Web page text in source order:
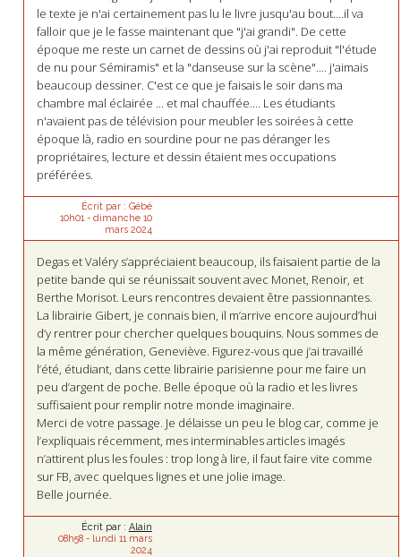
le texte je n'ai certainement pas lu le livre jusqu'au bout....il va
falloir que je le fasse maintenant que "j'ai grandi". De cette
époque me reste un carnet de dessins où j'ai reproduit "l'étude
de nu pour Sémiramis" et la "danseuse sur la scène".... j'aimais
beaucoup dessiner. C'est ce que je faisais le soir dans ma
chambre mal éclairée ... et mal chauffée.... Les étudiants
n'avaient pas de télévision pour meubler les soirées à cette
époque là, radio en sourdine pour ne pas déranger les
propriétaires, lecture et dessin étaient mes occupations
préférées.
Écrit par : Gébé
10h01- dimanche 10
mars 2024
Degas et Valéry s’appréciaient beaucoup, ils faisaient partie de la
petite bande qui se réunissait souvent avec Monet, Renoir, et
Berthe Morisot. Leurs rencontres devaient être passionnantes.
La librairie Gibert, je connais bien, il m’arrive encore aujourd’hui
d’y rentrer pour chercher quelques bouquins. Nous sommes de
la même génération, Geneviève. Figurez-vous que j’ai travaillé
l’été, étudiant, dans cette librairie parisienne pour me faire un
peu d’argent de poche. Belle époque où la radio et les livres
suffisaient pour remplir notre monde imaginaire.
Merci de votre passage. Je délaisse un peu le blog car, comme je
l’expliquais récemment, mes interminables articles imagés
n’attirent plus les foules : trop long à lire, il faut faire vite comme
sur FB, avec quelques lignes et une jolie image.
Belle journée.
Écrit par : Alain
08h58- lundi 11 mars
2024